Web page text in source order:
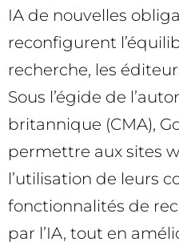
IA de nouvelles
reconfigurent
recherche, les
Sous l’égide de
britannique (CMA),
permettre aux sites
l’utilisation de leurs
fonctionnalités de
par l’IA, tout en